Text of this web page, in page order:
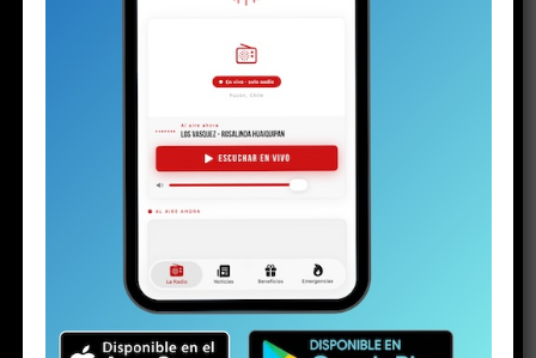
Tal como lo recordó Eugenio Benavente, actual
los gestores de esta iniciativa, con el paso del tiempo
lograron revertir la realidad de agosto. Lo que alguna
La perseverancia, la visión de largo
plazo y la resiliencia —características propias de los
emprendedores y empresarios— finalmente dieron
los frutos esperados.